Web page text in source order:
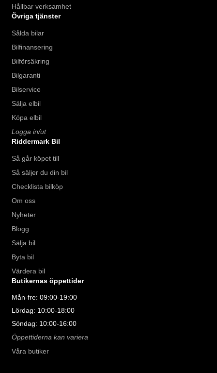
Hållbar verksamhet
Övriga tjänster
Sålda bilar
Bilfinansering
Bilförsäkring
Bilgaranti
Bilservice
Sälja elbil
Köpa elbil
Logga in/ut
Riddermark Bil
Så går köpet till
Så säljer du din bil
Checklista bilköp
Om oss
Nyheter
Blogg
Sälja bil
Byta bil
Värdera bil
Butikernas öppettider
Mån-fre: 09:00-19:00
Lördag: 10:00-18:00
Söndag: 10:00-16:00
Öppettiderna kan variera
Våra butiker